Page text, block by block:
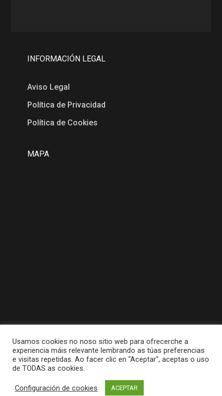
INFORMACIÓN LEGAL
Aviso Legal
Política de Privacidad
Política de Cookies
MAPA
Pobra do Caramiñal
Usamos cookies no noso sitio web para ofrecerche a
experiencia máis relevante lembrando as túas preferencias
e visitas repetidas. Ao facer clic en "Aceptar", aceptas o uso
de TODAS as cookies.
Configuración de cookies ACEPTAR